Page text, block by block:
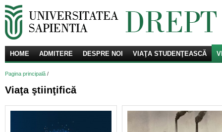
HOME ADMITERE DESPRE NOI VIAŢA STUDENŢEASCĂ
Pagina principală /
Viaţa ştiinţifică